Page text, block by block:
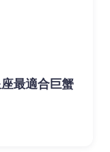
最適合巨蟹